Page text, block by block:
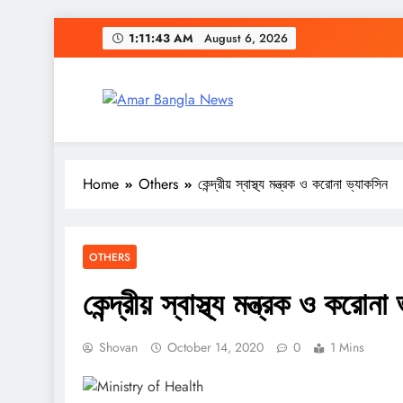
1:11:44 AM August 6, 2026
Home Others কেন্দ্রীয় স্বাস্থ্য মন্ত্রক ও করোনা ভ্যাকসিন
OTHERS
কেন্দ্রীয় স্বাস্থ্য মন্ত্রক ও
Shovan October 14, 2020 0 1 Mins